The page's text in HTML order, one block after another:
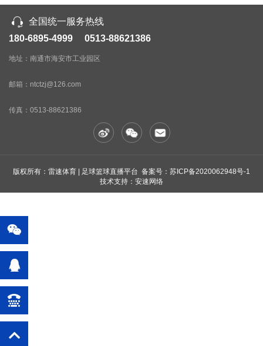
全国统一服务热线
180-6895-4999 0513-88621386
地址：南通市海安市工业园区
邮箱：ntctzj@126.com
传真： 0513-88621386
版权所有：雷速体育 | 足球篮球直播平台 备案号： 苏ICP备2020062948号-1
技术支持：安速网络